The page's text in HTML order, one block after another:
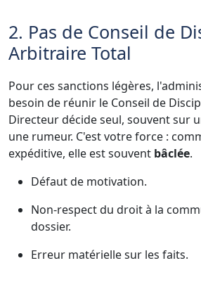
2. Pas de Conseil de
Arbitraire Total
Pour ces sanctions légères,
besoin de réunir le Conseil de
Directeur décide seul, souvent sur
une rumeur. C'est votre force :
expéditive, elle est souvent bâclée.
Défaut de motivation.
Non-respect du droit à la
dossier.
Erreur matérielle sur les faits.